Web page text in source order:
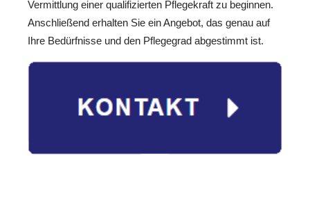
Vermittlung einer qualifizierten Pflegekraft zu beginnen.
Anschließend erhalten Sie ein Angebot, das genau auf
Ihre Bedürfnisse und den Pflegegrad abgestimmt ist.